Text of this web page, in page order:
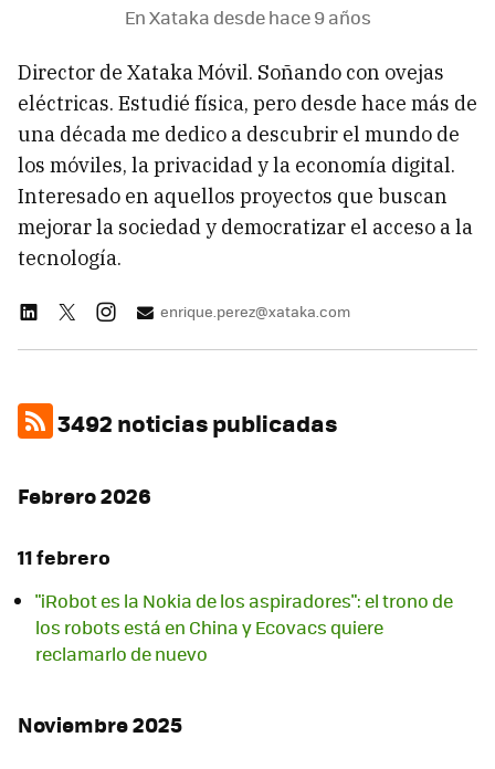
En Xataka desdehace 9 años
Director de Xataka Móvil. Soñando con ovejas
eléctricas. Estudié física, pero desde hace más de
una década me dedico a descubrir el mundo de
los móviles, la privacidad y la economía digital.
Interesado en aquellos proyectos que buscan
mejorar la sociedad y democratizar el acceso a la
tecnología.
enrique.perez@xataka.com
3492 noticias publicadas
Febrero 2026
11 febrero
"iRobot es la Nokia de los aspiradores": el trono de
los robots está en China y Ecovacs quiere
reclamarlo de nuevo
Noviembre 2025